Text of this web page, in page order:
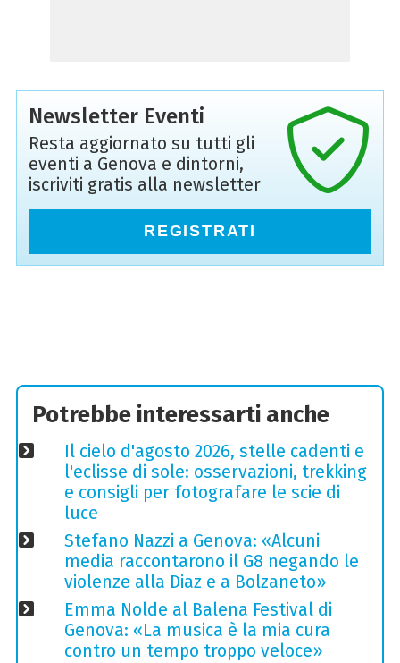
Newsletter Eventi
Resta aggiornato su tutti gli
eventi a Genova e dintorni,
iscriviti gratis alla newsletter
REGISTRATI
Potrebbe interessarti anche
Il cielo d'agosto 2026, stelle cadenti e
l'eclisse di sole: osservazioni, trekking
e consigli per fotografare le scie di
luce
Stefano Nazzi a Genova: «Alcuni
media raccontarono il G8 negando le
violenze alla Diaz e a Bolzaneto»
Emma Nolde al Balena Festival di
Genova: «La musica è la mia cura
contro un tempo troppo veloce»